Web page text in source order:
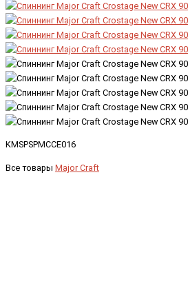
KMSPSPMCCE016
Все товары Major Craft